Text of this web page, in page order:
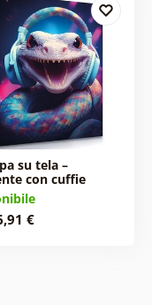
su tela –
con cuffie
€